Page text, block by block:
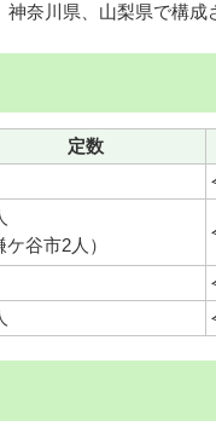
神奈川県、山梨県で構成
定数
ケ谷市2人）